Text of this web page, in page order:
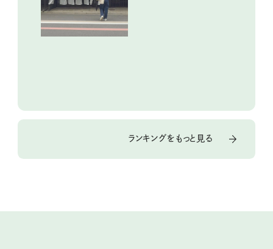
ランキングをもっと見る